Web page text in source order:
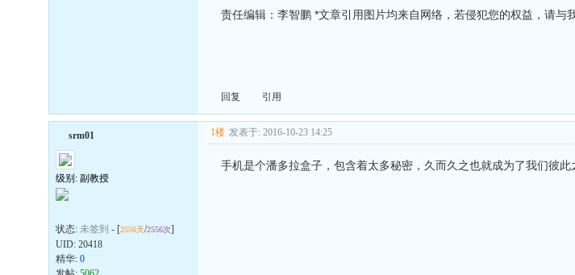
责任编辑：李智鹏 *文章引用图片均来自网络，若侵犯您的权益，请与
回复 引用
srm01
级别: 副教授
状态: 未签到 - [2556天/2556次]
UID: 20418
精华: 0
1楼 发表于: 2016-10-23 14:25
手机是个潘多拉盒子，包含着太多秘密，久而久之也就成为了我们彼